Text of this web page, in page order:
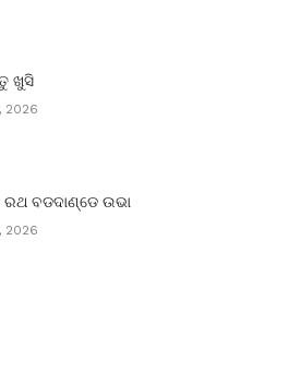
ଖୁସି
2026
ବଡଦାଣ୍ଡେ ଉଭା
2026